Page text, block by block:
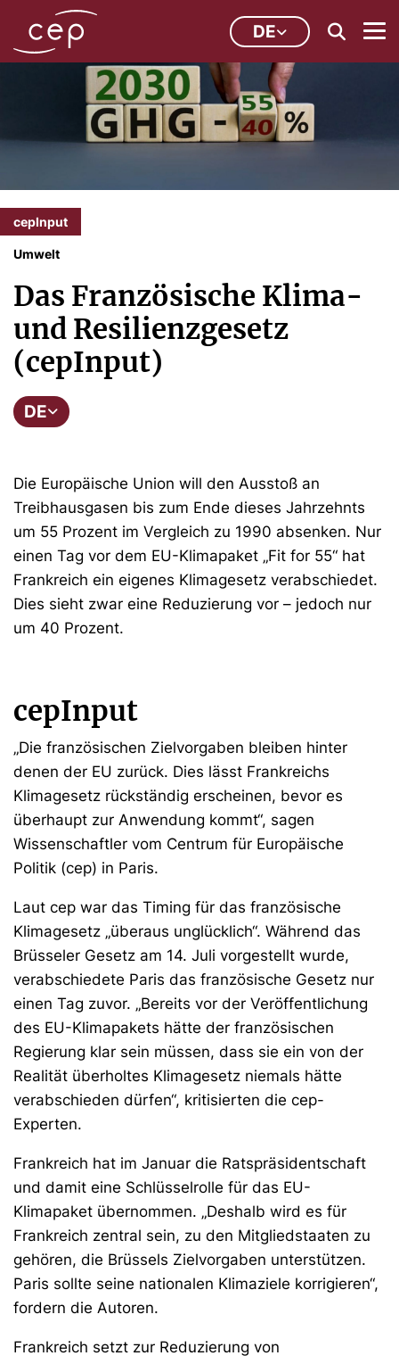
DE
cepInput
Umwelt
Das Französische Klima-
und Resilienzgesetz
(cepInput)
DE
Die Europäische Union will den Ausstoß an
Treibhausgasen bis zum Ende dieses Jahrzehnts
um 55 Prozent im Vergleich zu 1990 absenken. Nur
einen Tag vor dem EU-Klimapaket „Fit for 55“ hat
Frankreich ein eigenes Klimagesetz verabschiedet.
Dies sieht zwar eine Reduzierung vor – jedoch nur
um 40 Prozent.
cepInput
„Die französischen Zielvorgaben bleiben hinter
denen der EU zurück. Dies lässt Frankreichs
Klimagesetz rückständig erscheinen, bevor es
überhaupt zur Anwendung kommt“, sagen
Wissenschaftler vom Centrum für Europäische
Politik (cep) in Paris.
Laut cep war das Timing für das französische
Klimagesetz „überaus unglücklich“. Während das
Brüsseler Gesetz am 14. Juli vorgestellt wurde,
verabschiedete Paris das französische Gesetz nur
einen Tag zuvor. „Bereits vor der Veröffentlichung
des EU-Klimapakets hätte der französischen
Regierung klar sein müssen, dass sie ein von der
Realität überholtes Klimagesetz niemals hätte
verabschieden dürfen“, kritisierten die cep-
Experten.
Frankreich hat im Januar die Ratspräsidentschaft
und damit eine Schlüsselrolle für das EU-
Klimapaket übernommen. „Deshalb wird es für
Frankreich zentral sein, zu den Mitgliedstaaten zu
gehören, die Brüssels Zielvorgaben unterstützen.
Paris sollte seine nationalen Klimaziele korrigieren“,
fordern die Autoren.
Frankreich setzt zur Reduzierung von